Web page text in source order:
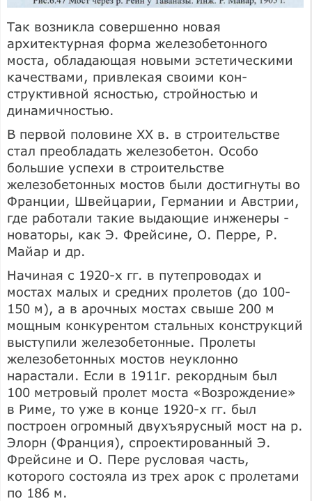
Так возникла совершенно новая
архитектурная форма железобетонного
моста, обладающая новыми эстетическими
качествами, привлекая своими кон­
структивной ясностью, стройностью и
динамичностью.
В первой половине XX в. в строительстве
стал преобладать железобетон. Особо
большие успехи в строительстве
железобетонных мостов были достиг­нуты во
Франции, Швейцарии, Германии и Австрии,
где работали такие выдаю­щие инженеры -
новаторы, как Э. Фрейсине, О. Перре, Р.
Майар и др.
Начиная с 1920-х гг. в путепроводах и
мостах малых и средних пролетов (до 100-
150 м), а в арочных мостах свыше 200 м
мощным конкурентом стальных конструкций
выступили железобетонные. Пролеты
железобетонных мостов не­уклонно
нарастали. Если в 1911г. рекордным был
100 метровый пролет моста «Возрождение»
в Риме, то уже в конце 1920-х гг. был
построен огромный двухъя­русный мост на р.
Элорн (Франция), спроектированный Э.
Фрейсине и О. Пере русловая часть,
которого состояла из трех арок с пролетами
по 186 м.